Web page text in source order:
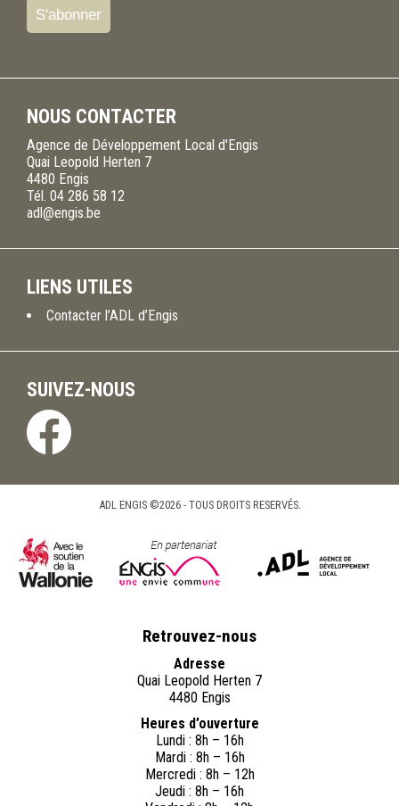
NOUS CONTACTER
Agence de Développement Local d'Engis
Quai Leopold Herten 7
4480 Engis
Tél. 04 286 58 12
adl@engis.be
LIENS UTILES
Contacter l’ADL d’Engis
SUIVEZ-NOUS
ADL ENGIS ©2026 - TOUS DROITS RESERVÉS.
Retrouvez-nous
Adresse
Quai Leopold Herten 7
4480 Engis
Heures d’ouverture
Lundi : 8h – 16h
Mardi : 8h – 16h
Mercredi : 8h – 12h
Jeudi : 8h – 16h